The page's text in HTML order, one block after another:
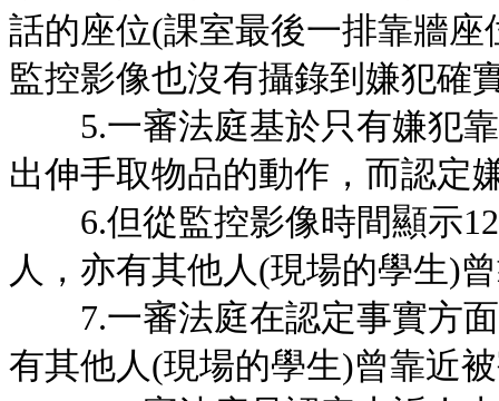
話的座位(課室最後一排靠牆
監控影像也沒有攝錄到嫌犯確
5.一審法庭基於只有嫌犯靠
出伸手取物品的動作，而認定
6.但從監控影像時間顯示
人，亦有其他人(現場的學生)
7.一審法庭在認定事實方面
有其他人(現場的學生)曾靠近